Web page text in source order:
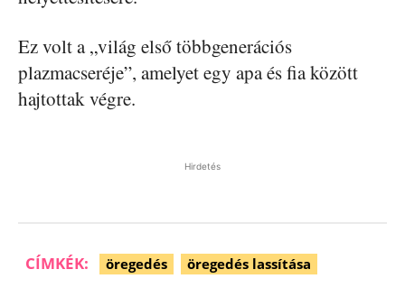
Ez volt a „világ első többgenerációs
plazmacseréje”, amelyet egy apa és fia között
hajtottak végre.
Hirdetés
CÍMKÉK: öregedés öregedés lassítása